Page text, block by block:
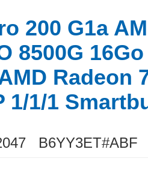
200 G1a
8500G
Radeon
1/1/1
B6YY3ET#ABF